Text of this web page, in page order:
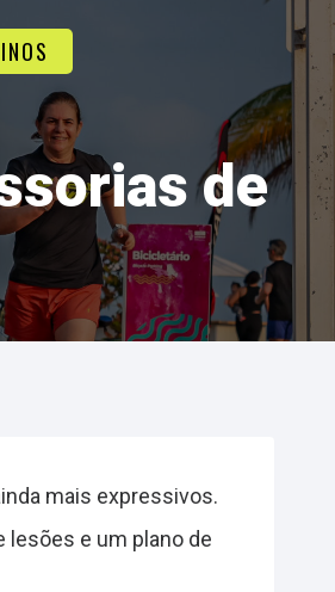
de
mais expressivos.
e um plano de